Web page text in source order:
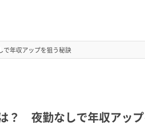
年収アップを狙う秘訣
？ 夜勤なしで年収アッ